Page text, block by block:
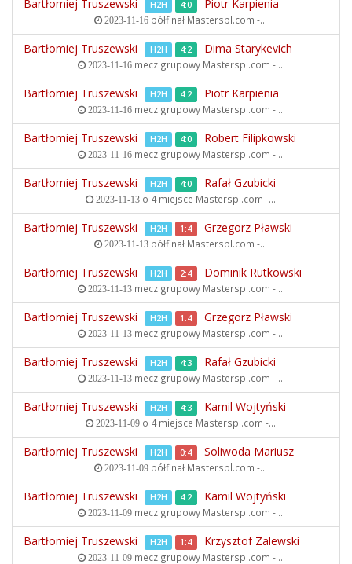
Bartłomiej Truszewski H2H 4:0 Piotr Karpienia
2023-11-16półfinał Masterspl.com -...
Bartłomiej Truszewski H2H 4:2 Dima Starykevich
2023-11-16 mecz grupowy Masterspl.com -...
Bartłomiej Truszewski H2H 4:2 Piotr Karpienia
2023-11-16 mecz grupowy Masterspl.com -...
Bartłomiej Truszewski H2H 4:0 Robert Filipkowski
2023-11-16 mecz grupowy Masterspl.com -...
Bartłomiej Truszewski H2H 4:0 Rafał Gzubicki
2023-11-13o 4 miejsce Masterspl.com -...
Bartłomiej Truszewski H2H 1:4 Grzegorz Pławski
2023-11-13półfinał Masterspl.com -...
Bartłomiej Truszewski H2H 2:4 Dominik Rutkowski
2023-11-13 mecz grupowy Masterspl.com -...
Bartłomiej Truszewski H2H 1:4 Grzegorz Pławski
2023-11-13 mecz grupowy Masterspl.com -...
Bartłomiej Truszewski H2H 4:3 Rafał Gzubicki
2023-11-13 mecz grupowy Masterspl.com -...
Bartłomiej Truszewski H2H 4:3 Kamil Wojtyński
2023-11-09o 4 miejsce Masterspl.com -...
Bartłomiej Truszewski H2H 0:4 Soliwoda Mariusz
2023-11-09półfinał Masterspl.com -...
Bartłomiej Truszewski H2H 4:2 Kamil Wojtyński
2023-11-09 mecz grupowy Masterspl.com -...
Bartłomiej Truszewski H2H 1:4 Krzysztof Zalewski
2023-11-09 mecz grupowy Masterspl.com -...